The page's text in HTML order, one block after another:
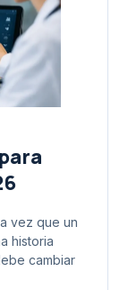
vez que un
historia
cambiar